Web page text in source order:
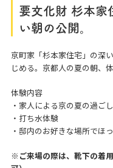
要文化財 杉本家
い朝の公開。
京町家「杉本家住宅」の深
じめる。京都人の夏の朝、体
体験内容
・家人による京の夏の過ご
・打ち水体験
・邸内のお好きな場所でほ
※ご来場の際は、靴下の着